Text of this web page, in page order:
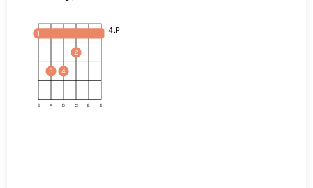
4.P
1
3 4
2
E A D G B E